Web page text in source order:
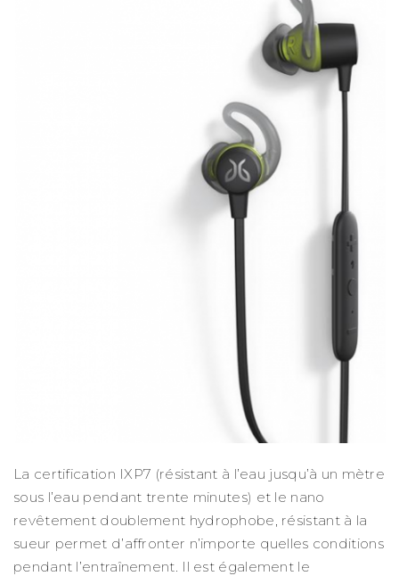
La certification IXP7 (résistant à l’eau jusqu’à un mètre
sous l’eau pendant trente minutes) et le nano
revêtement doublement hydrophobe, résistant à la
sueur permet d’affronter n’importe quelles conditions
pendant l’entraînement. Il est également le